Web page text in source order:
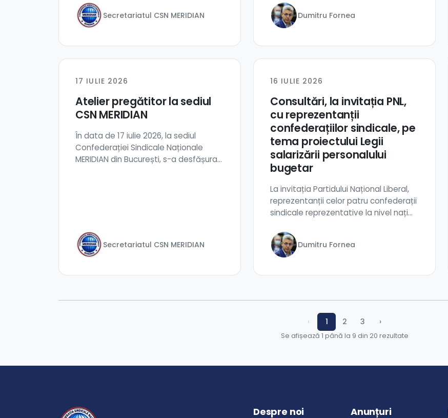
Secretariatul CSN MERIDIAN Dumitru Fornea
17 IULIE 2026
Atelier pregătitor la sediul
CSN MERIDIAN
În data de 17 iulie 2026, la sediul
Confederației Sindicale Naționale
MERIDIAN din București, s-a desfășurat
Secretariatul CSN MERIDIAN
16 IULIE 2026
Consultări, la invitația PNL,
cu reprezentanții
confederațiilor sindicale, pe
tema proiectului Legii
salarizării personalului
bugetar
La invitația Partidului Național Liberal,
reprezentanții celor patru confederații
sindicale reprezentative la nivel nați...
Dumitru Fornea
‹ 1 2 3 ›
Se afișează 1 până la 9 din 20 rezultate
Despre noi Anunțuri